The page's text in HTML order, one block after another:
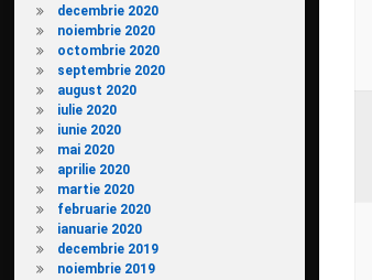
decembrie 2020
noiembrie 2020
octombrie 2020
septembrie 2020
august 2020
iulie 2020
iunie 2020
mai 2020
aprilie 2020
martie 2020
februarie 2020
ianuarie 2020
decembrie 2019
noiembrie 2019